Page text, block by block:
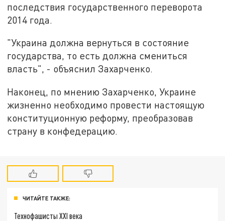
последствия государственного переворота
2014 года.
"Украина должна вернуться в состояние
государства, то есть должна смениться
власть", - объяснил Захарченко.
Наконец, по мнению Захарченко, Украине
жизненно необходимо провести настоящую
конституционную реформу, преобразовав
страну в конфедерацию.
ЧИТАЙТЕ ТАКЖЕ:
Технофашисты XXI века